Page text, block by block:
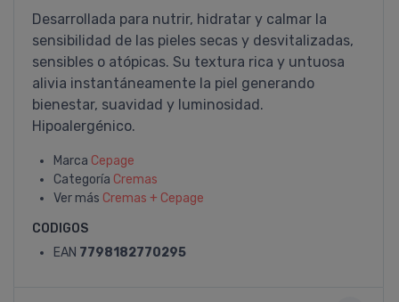
Desarrollada para nutrir, hidratar y calmar la
sensibilidad de las pieles secas y desvitalizadas,
sensibles o atópicas. Su textura rica y untuosa
alivia instantáneamente la piel generando
bienestar, suavidad y luminosidad.
Hipoalergénico.
Marca Cepage
Categoría Cremas
Ver más Cremas + Cepage
CODIGOS
EAN 7798182770295